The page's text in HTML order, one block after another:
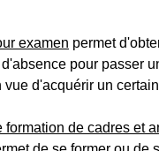
examen permet
pour passer
vue d'acquérir un
formation de cadres et